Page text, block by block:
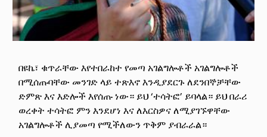
በዩኬ፣ ቁጥራቸው እየተበራከተ የመጣ አገልግሎቶች አገልግሎቶች
በሚሰጡባቸው መንገድ ላይ ተጽእኖ እንዲያደርጉ ለደንበኞቻቸው
ድምጽ እና እድሎች እየሰጡ ነው። ይህ ‘ተሳትፎ’ ይባላል። ይህ በራሪ
ወረቀት ተሳትፎ ምን እንደሆነ እና ለእርስዎና ለሚያገኙዋቸው
አገልግሎቶች ሊያመጣ የሚችለውን ጥቅም ያብራራል።